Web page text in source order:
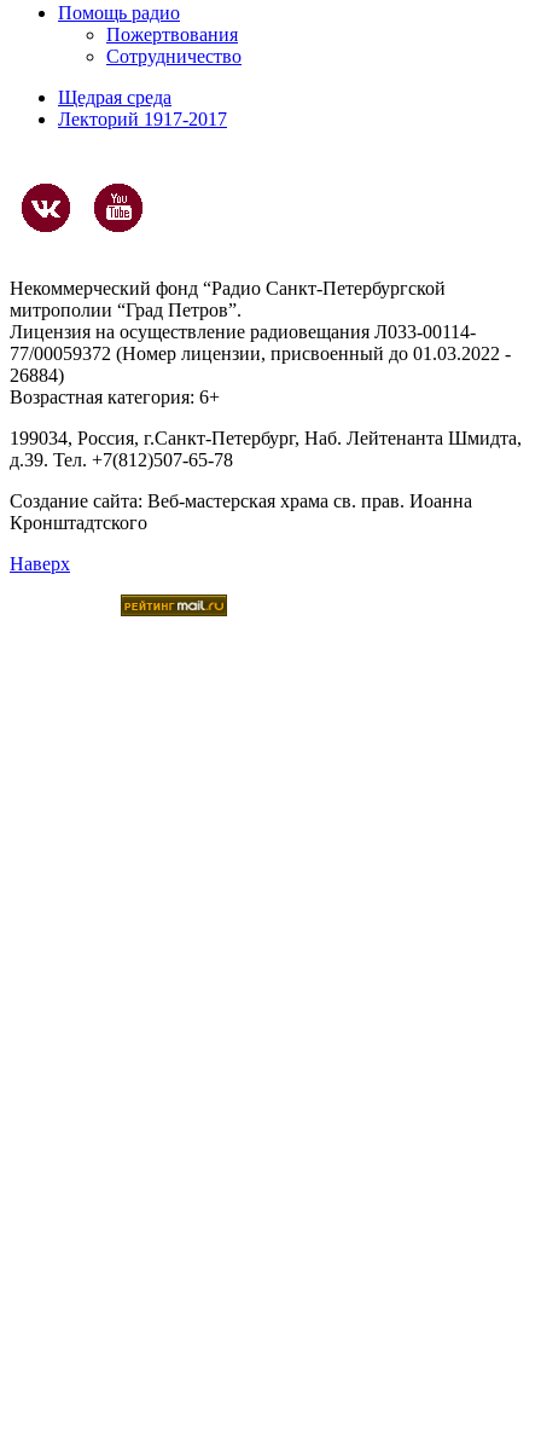
Помощь радио
Пожертвования
Сотрудничество
Щедрая среда
Лекторий 1917-2017
Некоммерческий фонд “Радио Санкт-Петербургской
митрополии “Град Петров”.
Лицензия на осуществление радиовещания Л033-00114-
77/00059372 (Номер лицензии, присвоенный до 01.03.2022 -
26884)
Возрастная категория: 6+
199034, Россия, г.Санкт-Петербург, Наб. Лейтенанта Шмидта,
д.39. Тел. +7(812)507-65-78
Создание сайта: Веб-мастерская храма св. прав. Иоанна
Кронштадтского
Наверх